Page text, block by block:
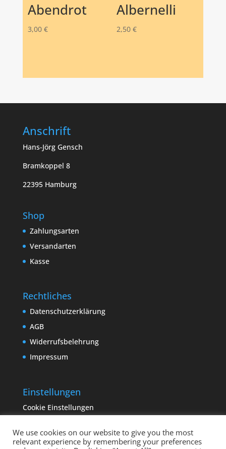
Abendrot
3,00 €
Albernelli
2,50 €
Anschrift
Hans-Jörg Gensch
Bramkoppel 8
22395 Hamburg
Shop
Zahlungsarten
Versandarten
Kasse
Rechtliches
Datenschutzerklärung
AGB
Widerrufsbelehrung
Impressum
Einstellungen
Cookie Einstellungen
We use cookies on our website to give you the most
relevant experience by remembering your preferences